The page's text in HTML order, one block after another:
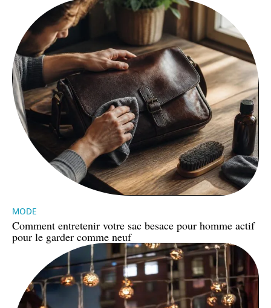
MODE
Comment entretenir votre sac besace pour homme actif
pour le garder comme neuf